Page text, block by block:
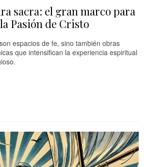
sacra: el gran marco para
Pasión de Cristo
espacios de fe, sino también obras
que intensifican la experiencia espiritual